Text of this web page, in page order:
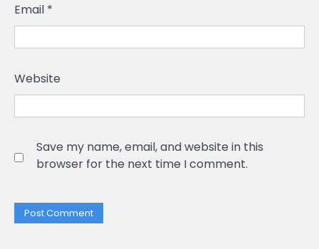
Email *
Website
Save my name, email, and website in this
browser for the next time I comment.